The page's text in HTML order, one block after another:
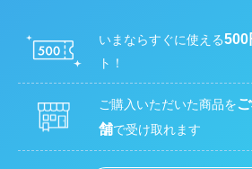
いまならすぐに使える500
ト！
ご購入いただいた商品を
舗で受け取れます